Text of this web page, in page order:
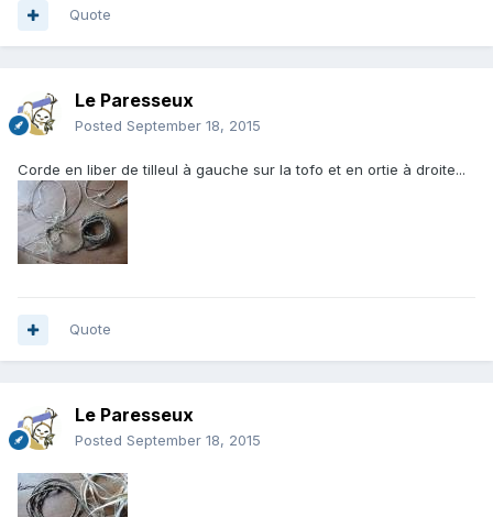
Quote
Le Paresseux
Posted September 18, 2015
Corde en liber de tilleul à gauche sur la tofo et en ortie à droite...
Quote
Le Paresseux
Posted September 18, 2015